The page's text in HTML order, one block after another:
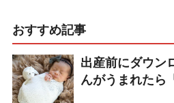
おすすめ記事
出産前にダウン
んがうまれたら